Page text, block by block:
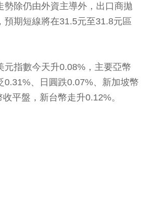
勢除仍由外資主導外，出口商拋
預期短線將在31.5元至31.8元區
元指數今天升0.08%，主要亞幣
0.31%、日圓跌0.07%、新加坡幣
平盤，新台幣走升0.12%。